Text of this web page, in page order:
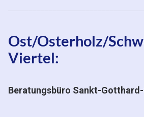
Ost/Osterholz/
Viertel:
Beratungsbüro Sankt-